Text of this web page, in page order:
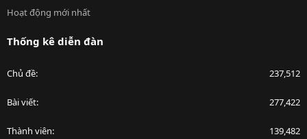
Hoạt động mới nhất
Thống kê diễn đàn
Chủ đề 237,512
Bài viết 277,422
Thành viên 139,482